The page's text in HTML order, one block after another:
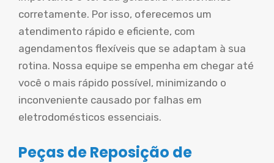
corretamente. Por isso, oferecemos um
atendimento rápido e eficiente, com
agendamentos flexíveis que se adaptam à sua
rotina. Nossa equipe se empenha em chegar até
você o mais rápido possível, minimizando o
inconveniente causado por falhas em
eletrodomésticos essenciais.
Peças de Reposição de